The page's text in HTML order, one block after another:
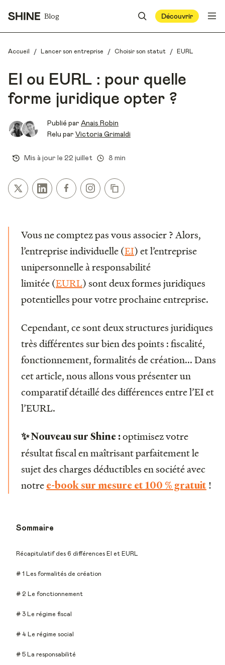
Blog Découvrir
Accueil / Lancer son entreprise / Choisir son statut / EURL
EI ou EURL : pour quelle
forme juridique opter ?
Publié par Anais Robin
Relu par Victoria Grimaldi
Mis à jour le 22 juillet 8 min
Vous ne comptez pas vous associer ? Alors,
l’entreprise individuelle (EI) et l’entreprise
unipersonnelle à responsabilité
limitée (EURL) sont deux formes juridiques
potentielles pour votre prochaine entreprise.
Cependant, ce sont deux structures juridiques
très différentes sur bien des points : fiscalité,
fonctionnement, formalités de création... Dans
cet article, nous allons vous présenter un
comparatif détaillé des différences entre l’EI et
l’EURL.
✨ Nouveau sur Shine :optimisez votre
résultat fiscal en maîtrisant parfaitement le
sujet des charges déductibles en société avec
notre e-book sur mesure et 100 % gratuit !
Sommaire
Récapitulatif des 6 différences EI et EURL
# 1 Les formalités de création
# 2 Le fonctionnement
# 3 Le régime fiscal
# 4 Le régime social
# 5 La responsabilité